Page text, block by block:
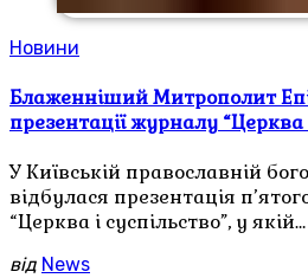
Новини
Блаженніший Митрополит
презентації журналу “Церква
У Київській православній
відбулася презентація
“Церква і суспільство”, у якій…
від News